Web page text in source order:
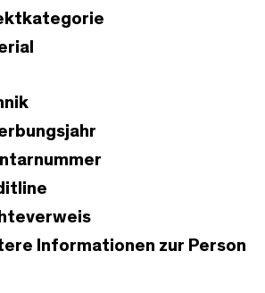
Informationen zur Person